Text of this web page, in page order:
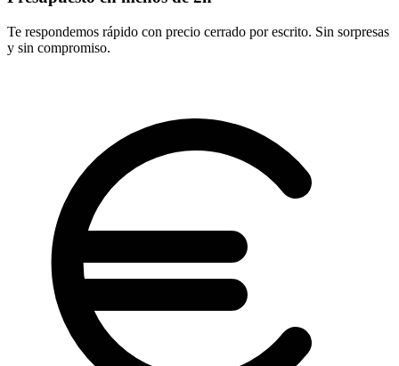
Te respondemos rápido con precio cerrado por escrito. Sin sorpresas
y sin compromiso.